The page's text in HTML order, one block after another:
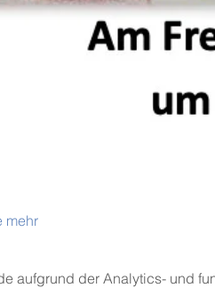
mehr
aufgrund der Analytics- und